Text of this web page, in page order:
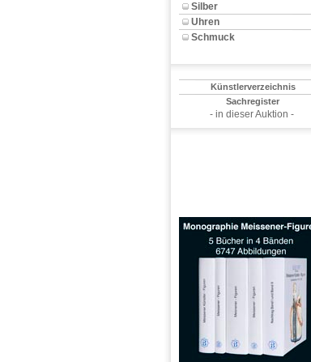
Silber
Uhren
Schmuck
Künstlerverzeichnis
Sachregister
- in dieser Auktion -